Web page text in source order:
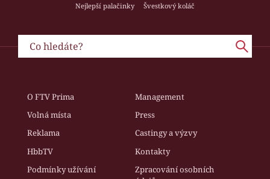
Nejlepší palačinky
Švestkový koláč
O FTV Prima
Management
Volná místa
Press
Reklama
Castingy a výzvy
HbbTV
Kontakty
Podmínky užívání
Zpracování osobních